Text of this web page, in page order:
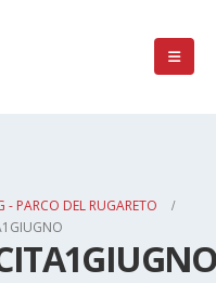
PARCO DEL RUGARETO